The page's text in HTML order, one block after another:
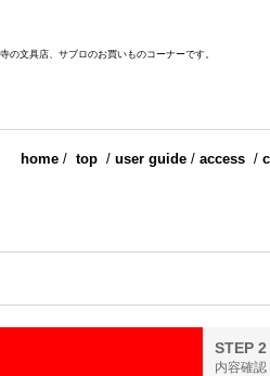
の文具店、サブロのお買いものコーナーです。
home/ top/ user guide/ access/
STEP 2
内容確認